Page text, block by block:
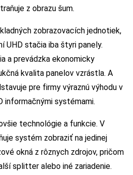
z obrazu šum.
zobrazovacích jednotiek,
UHD stačia iba štyri panely.
a prevádzka ekonomicky
kvalita panelov vzrástla. A
pre firmy výraznú výhodu v
informačnými systémami.
technológie a funkcie. V
systém zobraziť na jedinej
okná z rôznych zdrojov, pričom
splitter alebo iné zariadenie.